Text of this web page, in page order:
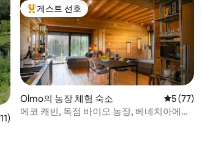
점(5점 만점), 후기 111개
상위 게스트 선호
게스트 선호
Olmo의 농장 체험 숙소 평점 5점
5 (77)
에코 캐빈, 독점 바이오 농장, 베네치아에서